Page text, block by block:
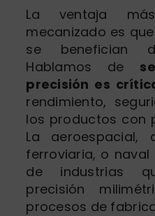
La ventaja
mecanizado es
se benefician
Hablamos de
precisión es
rendimiento,
los productos con
La aeroespacial,
ferroviaria, o
de industrias
precisión
procesos de